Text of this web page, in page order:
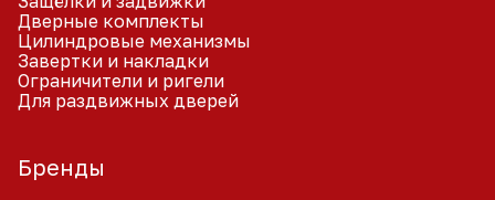
Дверные комплекты
Цилиндровые механизмы
Завертки и накладки
Ограничители и ригели
Для раздвижных дверей
Бренды